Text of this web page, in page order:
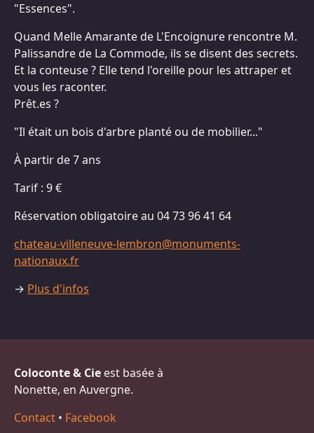
"Essences".
Quand Melle Amarante de L'Encoignure rencontre M.
Palissandre de La Commode, ils se disent des secrets.
Et la conteuse ? Elle tend l'oreille pour les attraper et
vous les raconter.
Prêt.es ?
"Il était un bois d'arbre planté ou de mobilier..."
À partir de 7 ans
Tarif : 9 €
Réservation obligatoire au 04 73 96 41 64
chateau-villeneuve-lembron@monuments-
nationaux.fr
→ Plus d'infos
Coloconte & Cie est basée à
Nonette, en Auvergne.
Contact • Facebook